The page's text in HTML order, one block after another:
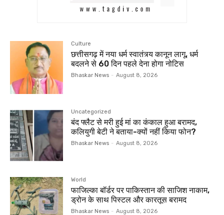
Culture
छत्तीसगढ़ में नया धर्म स्वातंत्र्य कानून लागू, धर्म
बदलने से 60 दिन पहले देना होगा नोटिस
Bhaskar News - August 8, 2026
Uncategorized
बंद फ्लैट से मरी हुई मां का कंकाल हुआ बरामद,
कलियुगी बेटी ने बताया-क्यों नहीं किया फोन?
Bhaskar News - August 8, 2026
World
फाजिल्का बॉर्डर पर पाकिस्तान की साजिश नाकाम,
ड्रोन के साथ पिस्टल और कारतूस बरामद
Bhaskar News - August 8, 2026